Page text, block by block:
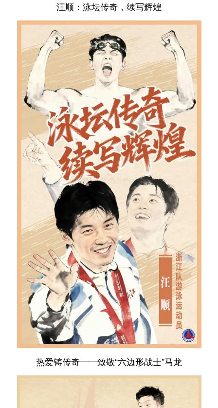
汪顺：泳坛传奇，续写辉煌
热爱铸传奇——致敬“六边形战士”马龙